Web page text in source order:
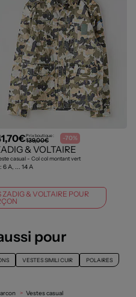
Prix boutique :
139,00€ -70%
& VOLTAIRE
casual - Col col montant vert
6 A, ... 14 A
ZADIG & VOLTAIRE POUR
pour
VESTES SIMILI CUIR POLAIRES
Vestes casual